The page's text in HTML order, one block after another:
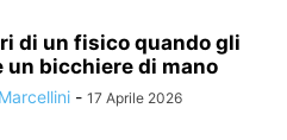
di un fisico quando gli
un bicchiere di mano
- 17 Aprile 2026